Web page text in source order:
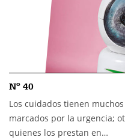
Nº 40
Los cuidados tienen
marcados por la urgencia;
quienes los prestan en…